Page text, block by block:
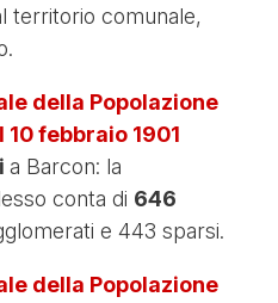
territorio comunale,
della Popolazione
febbraio 1901
a Barcon: la
conta di 646
e 443 sparsi.
della Popolazione